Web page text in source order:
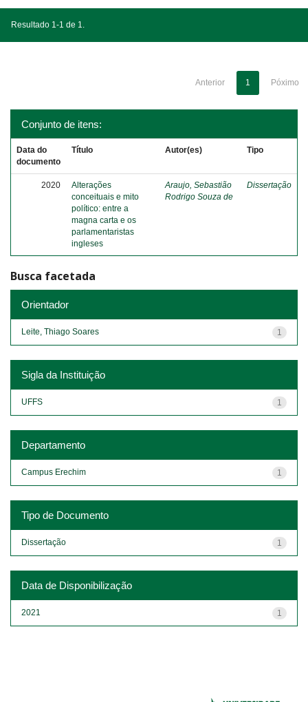
Resultado 1-1 de 1.
Anterior 1 Póximo
Conjunto de itens:
Data do
documento
Título Autor(es) Tipo
2020
Alterações
conceituais e mito
político: entre a
magna carta e os
parlamentaristas
ingleses
Araujo, Sebastião
Rodrigo Souza de
Dissertação
Busca facetada
Orientador
1
Leite, Thiago Soares
Sigla da Instituição
1
UFFS
Departamento
1
Campus Erechim
Tipo de Documento
1
Dissertação
Data de Disponibilização
1
2021